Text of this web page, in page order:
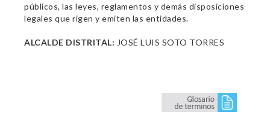
públicos, las leyes, reglamentos y demás disposiciones
legales que rigen y emiten las entidades.
ALCALDE DISTRITAL: JOSÉ LUIS SOTO TORRES